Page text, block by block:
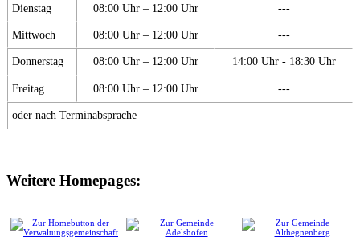
Dienstag 08:00 Uhr – 12:00 Uhr ---
Mittwoch 08:00 Uhr – 12:00 Uhr ---
Donnerstag 08:00 Uhr – 12:00 Uhr 14:00 Uhr - 18:30 Uhr
Freitag 08:00 Uhr – 12:00 Uhr ---
oder nach Terminabsprache
Weitere Homepages: